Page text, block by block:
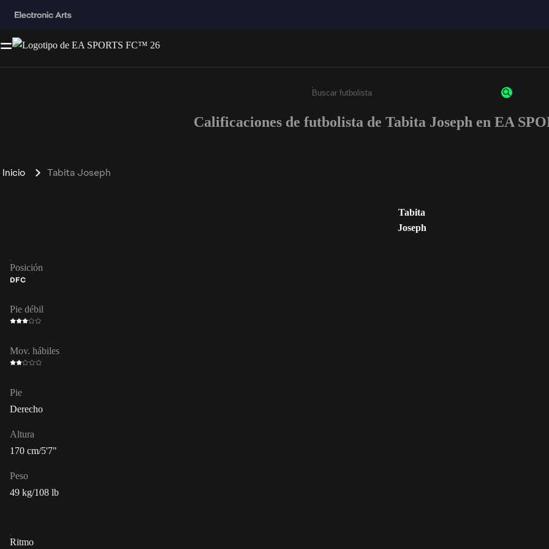
Ingresa un mínimo de 3 caracteres o números
Calificaciones de futbolista de Tabita Joseph en EA
Inicio Tabita Joseph
Tabita
Joseph
Posición
DFC
Pie débil
Mov. hábiles
Pie
Derecho
Altura
170 cm/5'7"
Peso
49 kg/108 lb
Ritmo